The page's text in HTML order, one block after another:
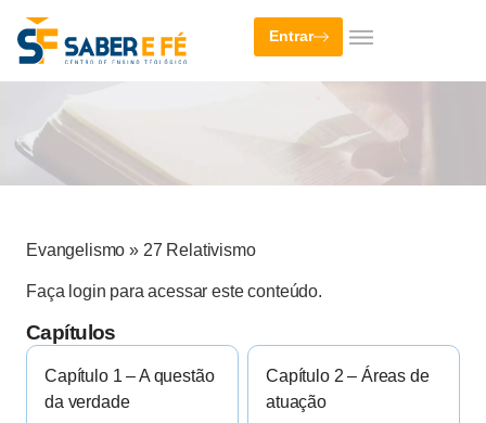
Entrar
Evangelismo » 27 Relativismo
Faça login para acessar este conteúdo.
Capítulos
Capítulo 1 – A questão
da verdade
Capítulo 2 – Áreas de
atuação